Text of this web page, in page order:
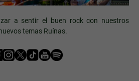
a sentir el buen rock con nuestros
temas Ruínas.